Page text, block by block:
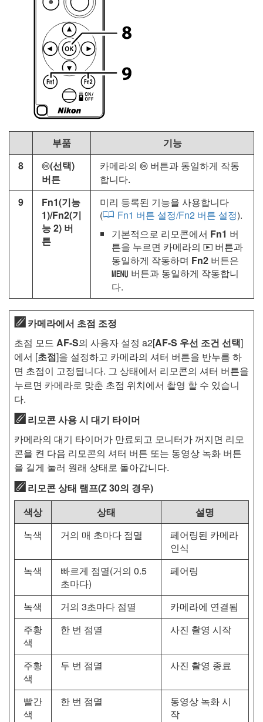
부품
기능
8
J(선택)
버튼
카메라의 J 버튼과 동일하게 작동
합니다.
9
Fn1(기능
1)/Fn2(기
능 2) 버
튼
미리 등록된 기능을 사용합니다
(
Fn1 버튼 설정/Fn2 버튼 설정).
기본적으로 리모콘에서 Fn1 버
튼을 누르면 카메라의 K 버튼과
동일하게 작동하며 Fn2 버튼은
G 버튼과 동일하게 작동합니
다.
카메라에서 초점 조정
초점 모드 AF-S의 사용자 설정 a2[AF-S 우선 조건 선택]
에서 [초점]을 설정하고 카메라의 셔터 버튼을 반누름 하
면 초점이 고정됩니다. 그 상태에서 리모콘의 셔터 버튼을
누르면 카메라로 맞춘 초점 위치에서 촬영 할 수 있습니
다.
리모콘 사용 시 대기 타이머
카메라의 대기 타이머가 만료되고 모니터가 꺼지면 리모
콘을 켠 다음 리모콘의 셔터 버튼 또는 동영상 녹화 버튼
을 길게 눌러 원래 상태로 돌아갑니다.
리모콘 상태 램프(Z 30의 경우)
색상
상태
설명
녹색
거의 매 초마다 점멸
페어링된 카메라
인식
녹색
빠르게 점멸(거의 0.5
초마다)
페어링
녹색 거의 3초마다 점멸
카메라에 연결됨
주황
색
한 번 점멸 사진 촬영 시작
주황
색
두 번 점멸 사진 촬영 종료
빨간
색
한 번 점멸
동영상 녹화 시
작